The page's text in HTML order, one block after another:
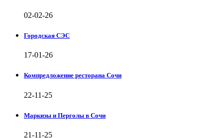
02-02-26
Городская СЭС
17-01-26
Компредложение ресторана Сочи
22-11-25
Маркизы и Перголы в Сочи
21-11-25